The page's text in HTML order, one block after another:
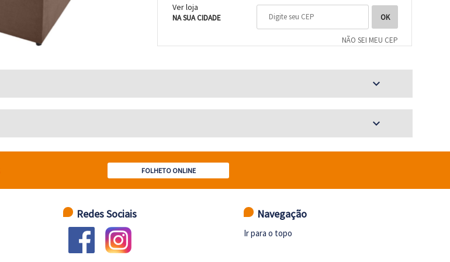
Ver loja
NA SUA CIDADE
NÃO SEI MEU CEP
expand_more
expand_more
FOLHETO ONLINE
Redes Sociais Navegação
Ir para o topo